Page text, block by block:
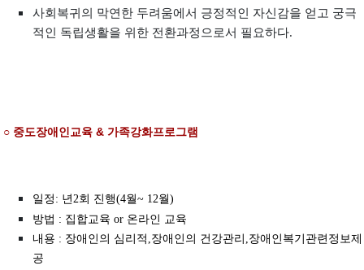
사회복귀의 막연한 두려움에서 긍정적인 자신감을 얻고 궁극
적인 독립생활을 위한 전환과정으로서 필요하다.
○ 중도장애인교육 & 가족강화프로그램
일정: 년2회 진행(4월~ 12월)
방법 : 집합교육 or 온라인 교육
내용 : 장애인의 심리적,장애인의 건강관리,장애인복기관련정보제
공